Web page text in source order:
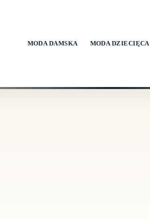
MODA DAMSKA MODA DZIECIĘCA